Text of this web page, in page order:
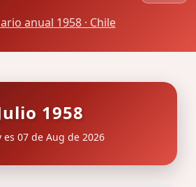
anual 1958 · Chile
1958
es 07 de Aug de 2026